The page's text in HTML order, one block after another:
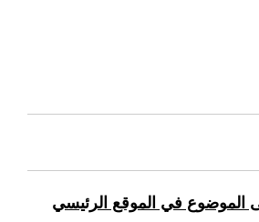
الموضوع في الموقع الرئيسي